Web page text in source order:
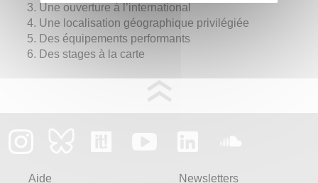
Une ouverture à l’international
Une localisation géographique privilégiée
Des équipements performants
Des stages à la carte
Aide Newsletters